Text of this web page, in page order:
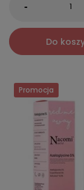
-
Do
Promocja